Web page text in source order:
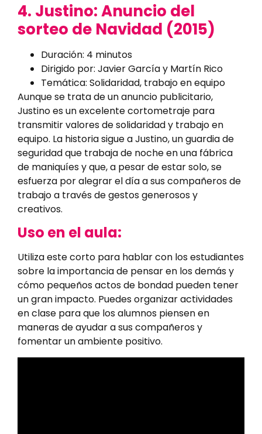
4. Justino: Anuncio del
sorteo de Navidad (2015)
Duración: 4 minutos
Dirigido por: Javier García y Martín Rico
Temática: Solidaridad, trabajo en equipo
Aunque se trata de un anuncio publicitario,
Justino es un excelente cortometraje para
transmitir valores de solidaridad y trabajo en
equipo. La historia sigue a Justino, un guardia de
seguridad que trabaja de noche en una fábrica
de maniquíes y que, a pesar de estar solo, se
esfuerza por alegrar el día a sus compañeros de
trabajo a través de gestos generosos y
creativos.
Uso en el aula:
Utiliza este corto para hablar con los estudiantes
sobre la importancia de pensar en los demás y
cómo pequeños actos de bondad pueden tener
un gran impacto. Puedes organizar actividades
en clase para que los alumnos piensen en
maneras de ayudar a sus compañeros y
fomentar un ambiente positivo.